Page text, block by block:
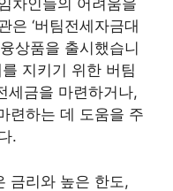
차인들의 어려움을
은 ‘버팀전세자금대
상품을 출시했습니
지키기 위한 버팀
세금을 마련하거나,
련하는 데 도움을 주
.
금리와 높은 한도,